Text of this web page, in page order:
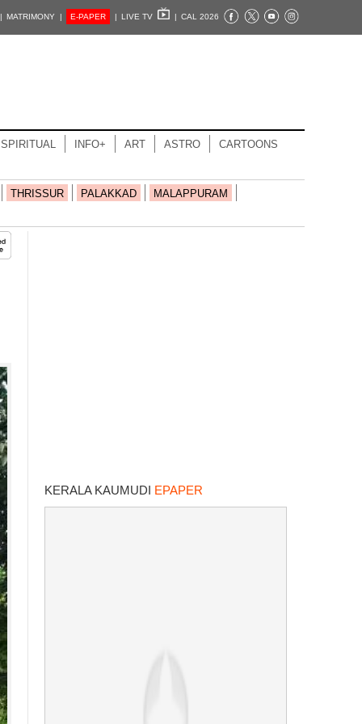
MATRIMONY | E-PAPER | LIVE TV | CAL 2026
SPIRITUAL INFO+ ART ASTRO CARTOONS
THRISSUR PALAKKAD MALAPPURAM
KERALA KAUMUDI EPAPER